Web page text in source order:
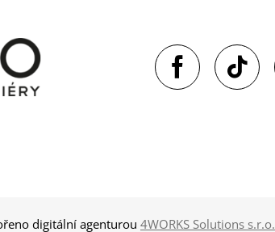
digitální agenturou 4WORKS Solutions s.r.o.